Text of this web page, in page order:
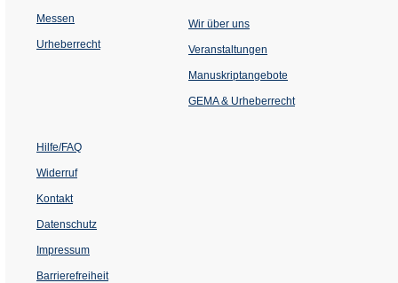
Messen
Urheberrecht
Wir über uns
Veranstaltungen
einem
Tab)
Manuskriptangebote
GEMA & Urheberrecht
Hilfe/FAQ
Widerruf
Kontakt
Datenschutz
Impressum
Barrierefreiheit